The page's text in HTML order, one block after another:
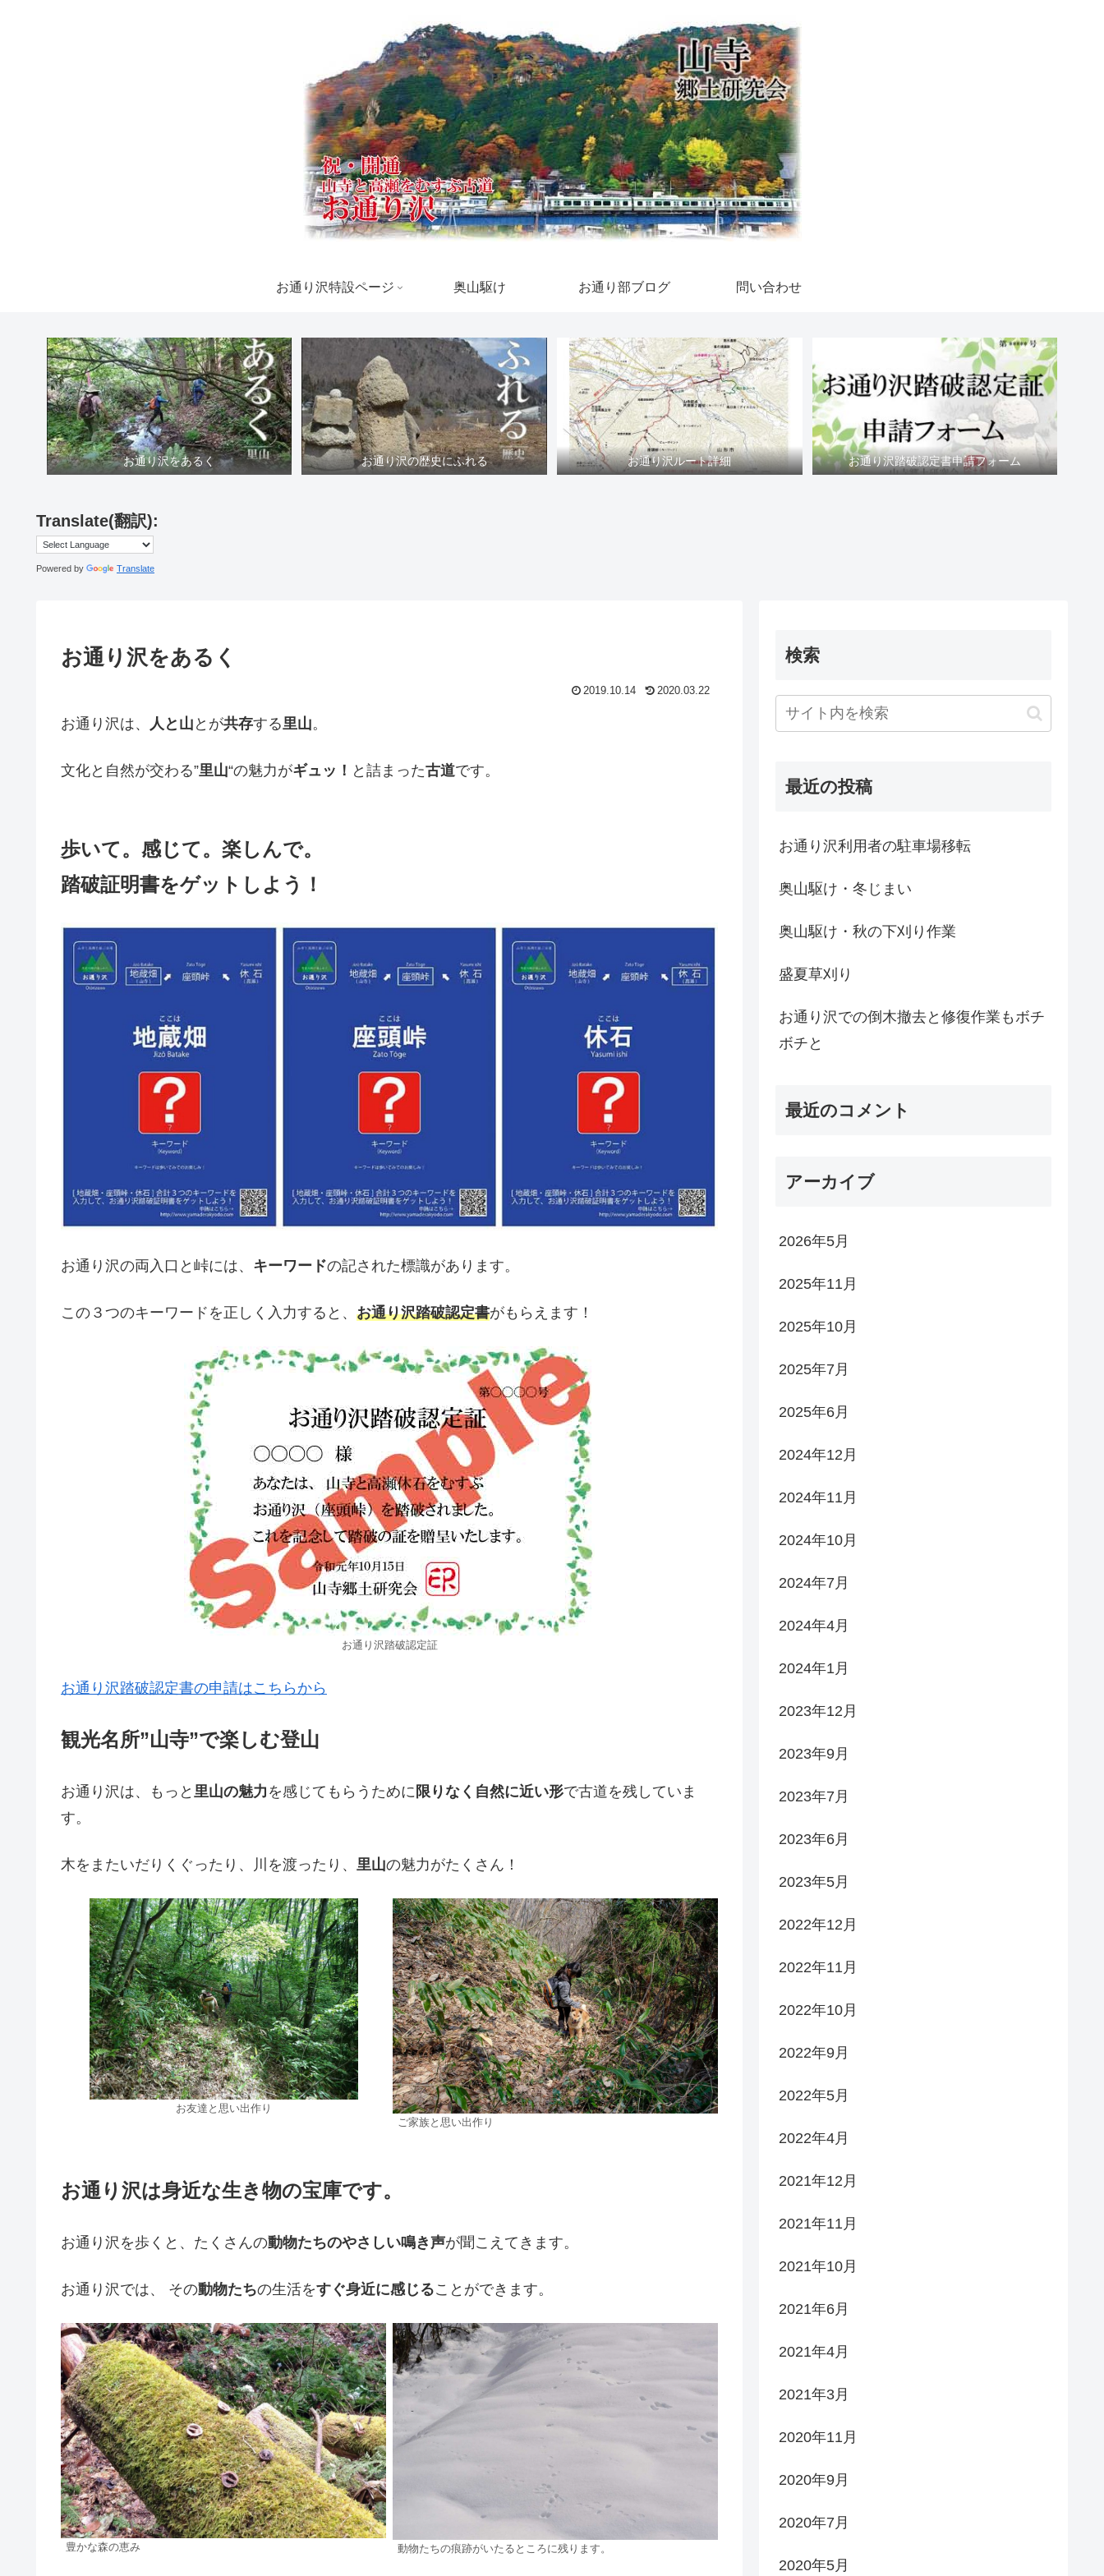
お通り沢特設ページ 奥山駆け お通り部ブログ 問い合わせ
お通り沢をあるく お通り沢の歴史にふれる お通り沢ルート詳細 お通り沢踏破認定書申請フォーム
Translate(翻訳):
Powered by Translate
お通り沢をあるく
2019.10.14 2020.03.22
お通り沢は、 人と山 とが共存する里山。
文化と自然が交わる”里山“の魅力がギュッ！ と詰まった古道です。
歩いて。感じて。楽しんで。
踏破証明書をゲットしよう！
お通り沢の両入口と峠には、 キーワードの記された標識があります。
この３つのキーワードを正しく入力すると、 お通り沢踏破認定書がもらえます！
お通り沢踏破認定証
お通り沢踏破認定書の申請はこちらから
観光名所”山寺”で楽しむ登山
お通り沢は、もっと 里山の魅力 を感じてもらうために 限りなく自然に近い形で古道を残していま
す。
木をまたいだりくぐったり、川を渡ったり、 里山の魅力がたくさん！
お友達と思い出作り
ご家族と思い出作り
お通り沢は身近な生き物の宝庫です。
お通り沢を歩くと、たくさんの動物たちのやさしい鳴き声が聞こえてきます。
お通り沢では、 その動物たちの生活をすぐ身近に感じることができます。
豊かな森の恵み 動物たちの痕跡がいたるところに残ります。
検索
最近の投稿
お通り沢利用者の駐車場移転
奥山駆け・冬じまい
奥山駆け・秋の下刈り作業
盛夏草刈り
お通り沢での倒木撤去と修復作業もボチ
ボチと
最近のコメント
アーカイブ
2026年5月
2025年11月
2025年10月
2025年7月
2025年6月
2024年12月
2024年11月
2024年10月
2024年7月
2024年4月
2024年1月
2023年12月
2023年9月
2023年7月
2023年6月
2023年5月
2022年12月
2022年11月
2022年10月
2022年9月
2022年5月
2022年4月
2021年12月
2021年11月
2021年10月
2021年6月
2021年4月
2021年3月
2020年11月
2020年9月
2020年7月
2020年5月